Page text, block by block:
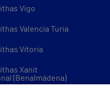
Vigo
Valencia Turia
Vitoria
Xanit
(Benalmádena)